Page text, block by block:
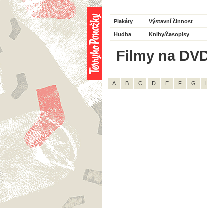
Plakáty Výstavní činnost
Hudba Knihy/časopisy
Filmy na
A B C D E F G